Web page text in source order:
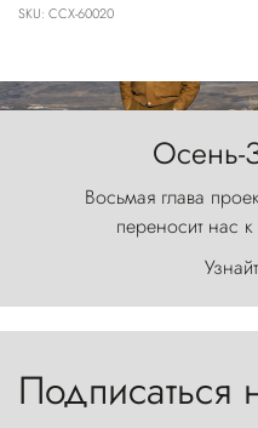
SKU: CCX-60020
Осень-
Восьмая глава
переносит нас
первобытной
Торрес-дель-Пайне,
Подписаться